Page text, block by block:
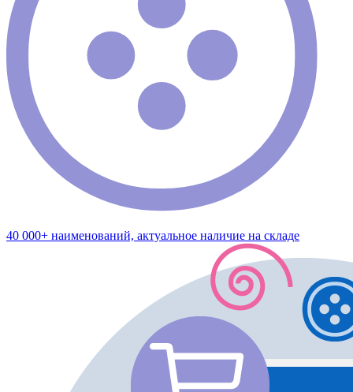
40 000+ наименований, актуальное наличие на складе